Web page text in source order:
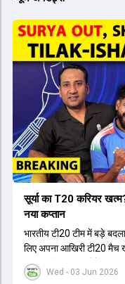
Wed - 03 Jun 2026
सूर्या का T20 करियर
नया कप्तान
भारतीय टी20 टीम में बड़े
लिए अपना आखिरी टी20 मैच
टीम का हिस्सा नहीं होंगे।
लिए नए कप्तान की तलाश